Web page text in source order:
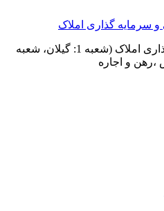
کاسپی لند برند معتبر سرمایه گذاری املاک (شعبه 1: گیلان، شعبه